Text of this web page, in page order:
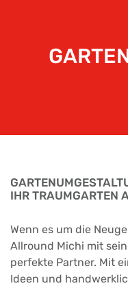
IHR TRAUMGARTEN
Wenn es um die
Allround Michi mit
perfekte Partner. Mit
Ideen und